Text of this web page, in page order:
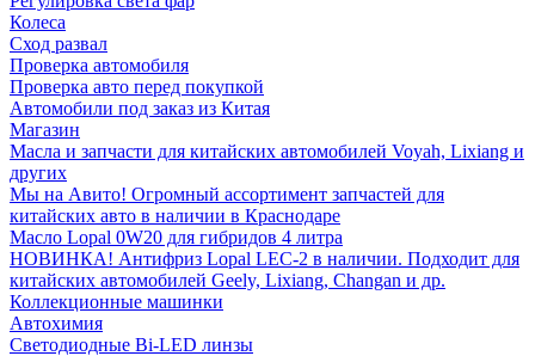
Колеса
Сход развал
Проверка автомобиля
Проверка авто перед покупкой
Автомобили под заказ из Китая
Магазин
Масла и запчасти для китайских автомобилей Voyah, Lixiang и
других
Мы на Авито! Огромный ассортимент запчастей для
китайских авто в наличии в Краснодаре
Масло Lopal 0W20 для гибридов 4 литра
НОВИНКА! Антифриз Lopal LEC-2 в наличии. Подходит для
китайских автомобилей Geely, Lixiang, Changan и др.
Коллекционные машинки
Автохимия
Светодиодные Bi-LED линзы